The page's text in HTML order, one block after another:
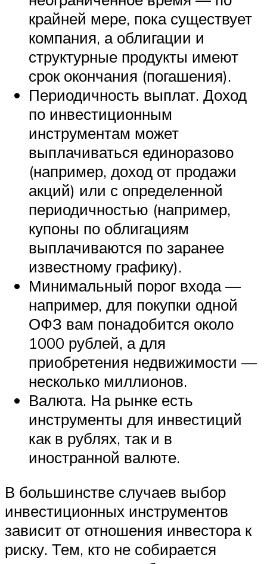
крайней мере, пока существует
компания, а облигации и
структурные продукты имеют
срок окончания (погашения).
Периодичность выплат. Доход
по инвестиционным
инструментам может
выплачиваться единоразово
(например, доход от продажи
акций) или с определенной
периодичностью (например,
купоны по облигациям
выплачиваются по заранее
известному графику).
Минимальный порог входа —
например, для покупки одной
ОФЗ вам понадобится около
1000 рублей, а для
приобретения недвижимости —
несколько миллионов.
Валюта. На рынке есть
инструменты для инвестиций
как в рублях, так и в
иностранной валюте.
В большинстве случаев выбор
инвестиционных инструментов
зависит от отношения инвестора к
риску. Тем, кто не собирается